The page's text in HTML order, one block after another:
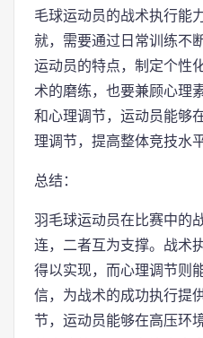
毛球运动员的战术执行能
就，需要通过日常训练不
运动员的特点，制定个性
术的磨练，也要兼顾心理
和心理调节，运动员能够
理调节，提高整体竞技水平
总结：
羽毛球运动员在比赛中的
连，二者互为支撑。战术
得以实现，而心理调节则
信，为战术的成功执行提
节，运动员能够在高压环